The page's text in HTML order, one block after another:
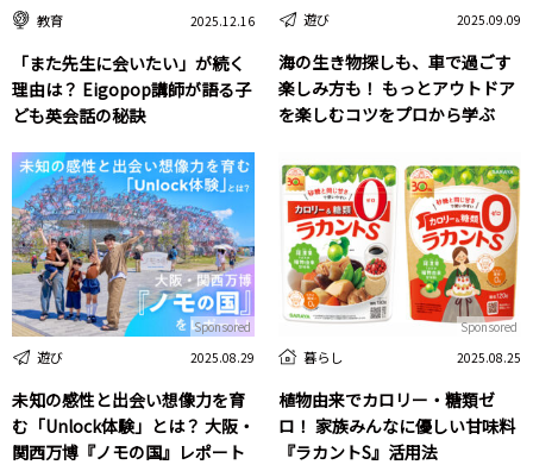
教育 2025.12.16
「また先生に会いたい」が続く
理由は？ Eigopop講師が語る子
ども英会話の秘訣
遊び 2025.09.09
海の生き物探しも、車で過ごす
楽しみ方も！ もっとアウトドア
を楽しむコツをプロから学ぶ
遊び 2025.08.29
未知の感性と出会い想像力を育
む「Unlock体験」とは？ 大阪・
関西万博『ノモの国』レポート
Sponsored
暮らし 2025.08.25
植物由来でカロリー・糖類ゼ
ロ！ 家族みんなに優しい甘味料
『ラカントS』活用法
Sponsored